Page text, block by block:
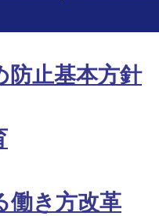
防止基本方針
働き方改革